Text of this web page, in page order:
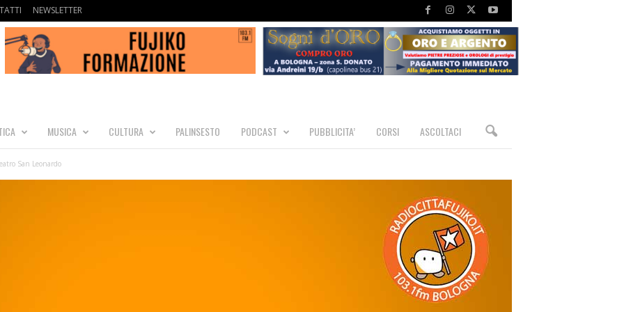
NEWSLETTER
MUSICA CULTURA PALINSESTO PODCAST PUBBLICITA’ CORSI ASCOLTACI
San Leonardo